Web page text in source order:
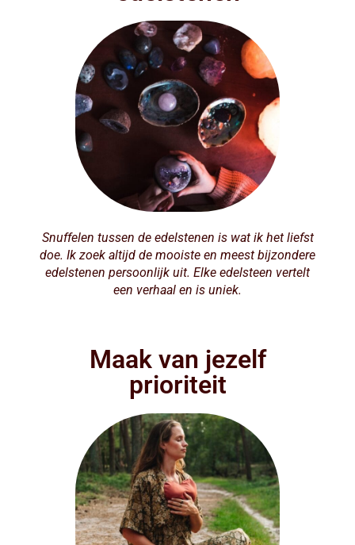
Snuffelen tussen de edelstenen is wat ik het liefst
doe. Ik zoek altijd de mooiste en meest bijzondere
edelstenen persoonlijk uit. Elke edelsteen vertelt
een verhaal en is uniek.
Maak van jezelf
prioriteit